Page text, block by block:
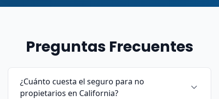
Preguntas Frecuentes
¿Cuánto cuesta el seguro para no
propietarios en California?